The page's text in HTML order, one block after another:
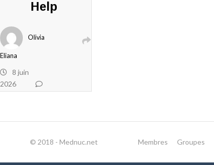
Help
Olivia
Eliana
8 juin
2026
© 2018 - Mednuc.net Membres Groupes